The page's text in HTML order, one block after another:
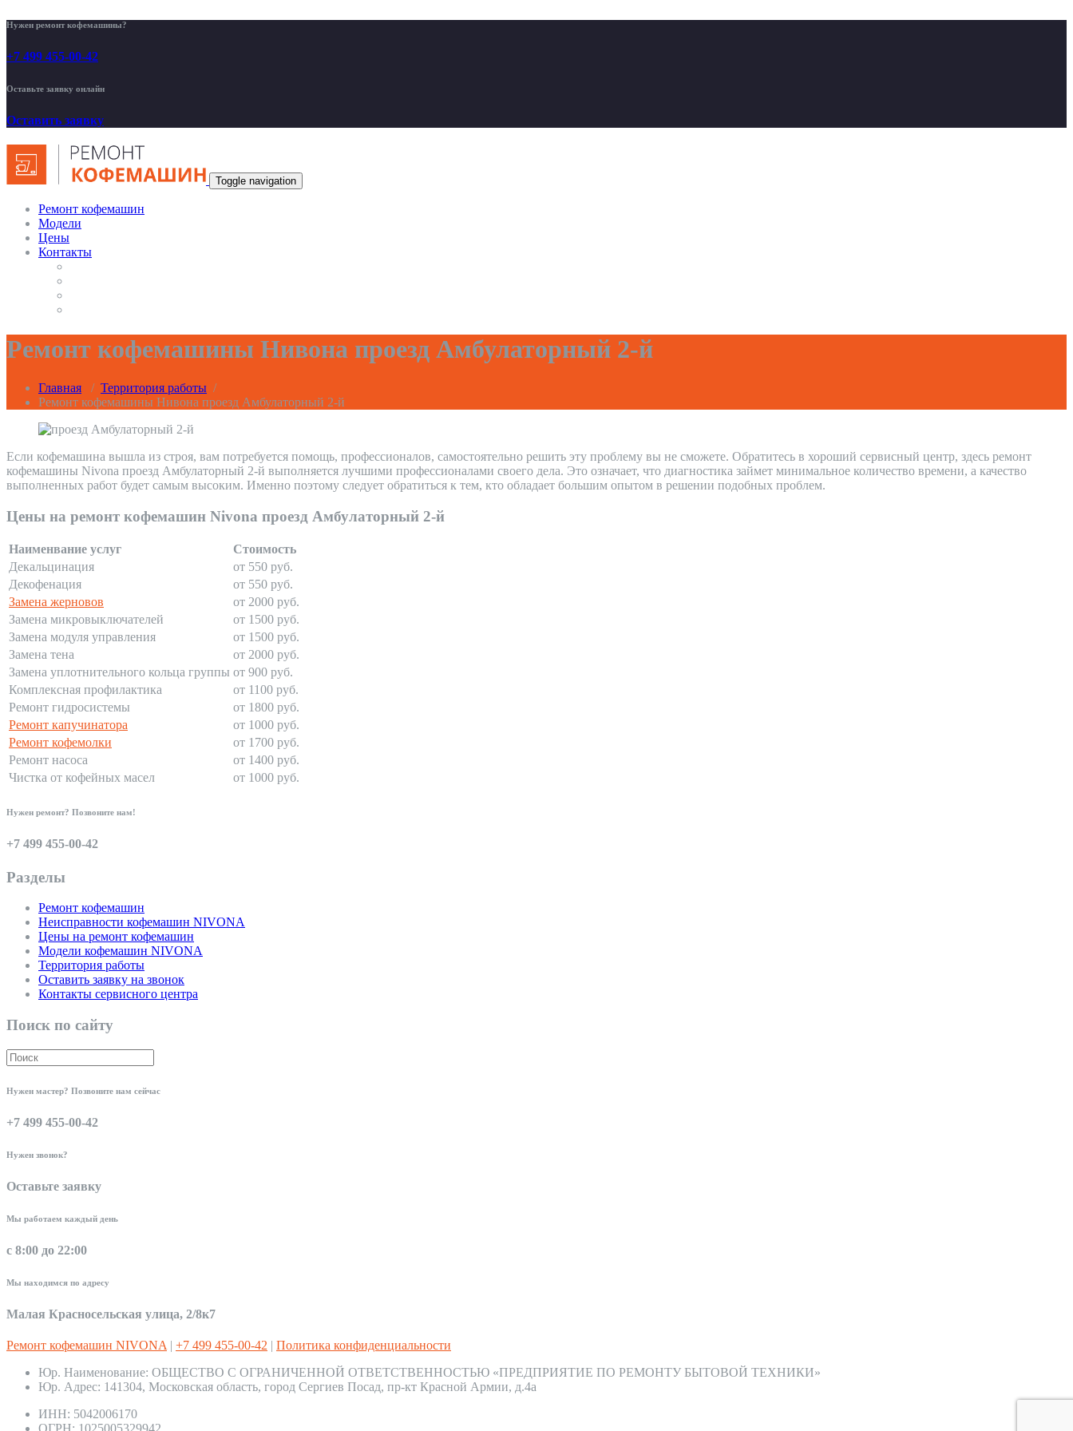
Нужен ремонт кофемашины?
+7 499 455-00-42
Оставьте заявку онлайн
Оставить заявку
Toggle navigation
Ремонт кофемашин
Модели
Цены
Контакты
Ремонт кофемашины Нивона проезд Амбулаторный 2-й
Главная / Территория работы /
Ремонт кофемашины Нивона проезд Амбулаторный 2-й
Если кофемашина вышла из строя, вам потребуется помощь, профессионалов, самостоятельно решить эту проблему вы не сможете. Обратитесь в хороший сервисный центр, здесь ремонт
кофемашины Nivona проезд Амбулаторный 2-й выполняется лучшими профессионалами своего дела. Это означает, что диагностика займет минимальное количество времени, а качество
выполненных работ будет самым высоким. Именно поэтому следует обратиться к тем, кто обладает большим опытом в решении подобных проблем.
Цены на ремонт кофемашин Nivona проезд Амбулаторный 2-й
Наименвание услуг
Стоимость
Декальцинация
от 550 руб.
Декофенация
от 550 руб.
Замена жерновов
от 2000 руб.
Замена микровыключателей
от 1500 руб.
Замена модуля управления
от 1500 руб.
Замена тена
от 2000 руб.
Замена уплотнительного кольца группы от 900 руб.
Комплексная профилактика
от 1100 руб.
Ремонт гидросистемы
от 1800 руб.
Ремонт капучинатора
от 1000 руб.
Ремонт кофемолки
от 1700 руб.
Ремонт насоса
от 1400 руб.
Чистка от кофейных масел
от 1000 руб.
Нужен ремонт? Позвоните нам!
+7 499 455-00-42
Разделы
Ремонт кофемашин
Неисправности кофемашин NIVONA
Цены на ремонт кофемашин
Модели кофемашин NIVONA
Территория работы
Оставить заявку на звонок
Контакты сервисного центра
Поиск по сайту
Нужен мастер? Позвоните нам сейчас
+7 499 455-00-42
Нужен звонок?
Оставьте заявку
Мы работаем каждый день
с 8:00 до 22:00
Мы находимся по адресу
Малая Красносельская улица, 2/8к7
Ремонт кофемашин NIVONA | +7 499 455-00-42 | Политика конфиденциальности
Юр. Наименование: ОБЩЕСТВО С ОГРАНИЧЕННОЙ ОТВЕТСТВЕННОСТЬЮ «ПРЕДПРИЯТИЕ ПО РЕМОНТУ БЫТОВОЙ ТЕХНИКИ»
Юр. Адрес: 141304, Московская область, город Сергиев Посад, пр-кт Красной Армии, д.4а
ИНН: 5042006170
ОГРН: 1025005329942